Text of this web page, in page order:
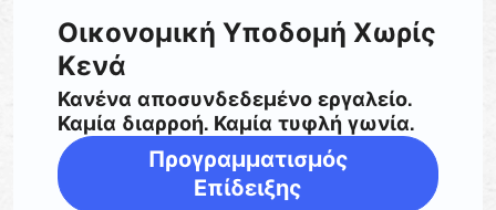
Οικονομική Υποδομή Χωρίς
Κενά
Κανένα αποσυνδεδεμένο εργαλείο.
Καμία διαρροή. Καμία τυφλή γωνία.
Προγραμματισμός
Επίδειξης